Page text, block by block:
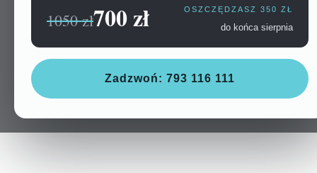
1050 zł700 zł OSZCZĘDZASZ 350 ZŁ
do końca sierpnia
Zadzwoń: 793 116 111